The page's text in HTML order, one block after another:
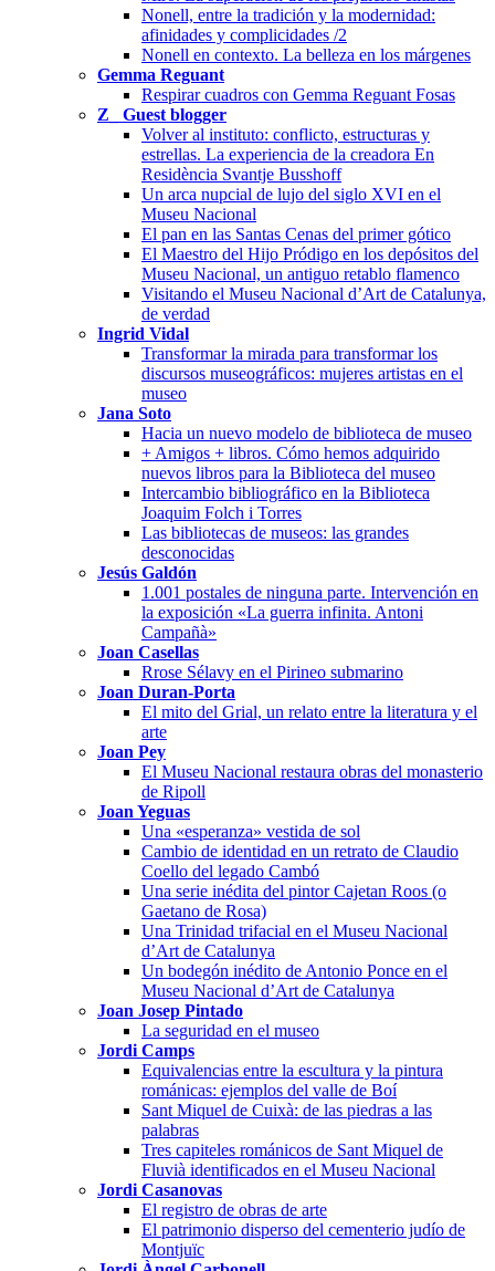
Nonell, entre la tradición y la modernidad:
afinidades y complicidades /2
Nonell en contexto. La belleza en los márgenes
Gemma Reguant
Respirar cuadros con Gemma Reguant Fosas
Z_ Guest blogger
Volver al instituto: conflicto, estructuras y
estrellas. La experiencia de la creadora En
Residència Svantje Busshoff
Un arca nupcial de lujo del siglo XVI en el
Museu Nacional
El pan en las Santas Cenas del primer gótico
El Maestro del Hijo Pródigo en los depósitos del
Museu Nacional, un antiguo retablo flamenco
Visitando el Museu Nacional d’Art de Catalunya,
de verdad
Ingrid Vidal
Transformar la mirada para transformar los
discursos museográficos: mujeres artistas en el
museo
Jana Soto
Hacia un nuevo modelo de biblioteca de museo
+ Amigos + libros. Cómo hemos adquirido
nuevos libros para la Biblioteca del museo
Intercambio bibliográfico en la Biblioteca
Joaquim Folch i Torres
Las bibliotecas de museos: las grandes
desconocidas
Jesús Galdón
1.001 postales de ninguna parte. Intervención en
la exposición «La guerra infinita. Antoni
Campañà»
Joan Casellas
Rrose Sélavy en el Pirineo submarino
Joan Duran-Porta
El mito del Grial, un relato entre la literatura y el
arte
Joan Pey
El Museu Nacional restaura obras del monasterio
de Ripoll
Joan Yeguas
Una «esperanza» vestida de sol
Cambio de identidad en un retrato de Claudio
Coello del legado Cambó
Una serie inédita del pintor Cajetan Roos (o
Gaetano de Rosa)
Una Trinidad trifacial en el Museu Nacional
d’Art de Catalunya
Un bodegón inédito de Antonio Ponce en el
Museu Nacional d’Art de Catalunya
Joan Josep Pintado
La seguridad en el museo
Jordi Camps
Equivalencias entre la escultura y la pintura
románicas: ejemplos del valle de Boí
Sant Miquel de Cuixà: de las piedras a las
palabras
Tres capiteles románicos de Sant Miquel de
Fluvià identificados en el Museu Nacional
Jordi Casanovas
El registro de obras de arte
El patrimonio disperso del cementerio judío de
Montjuïc